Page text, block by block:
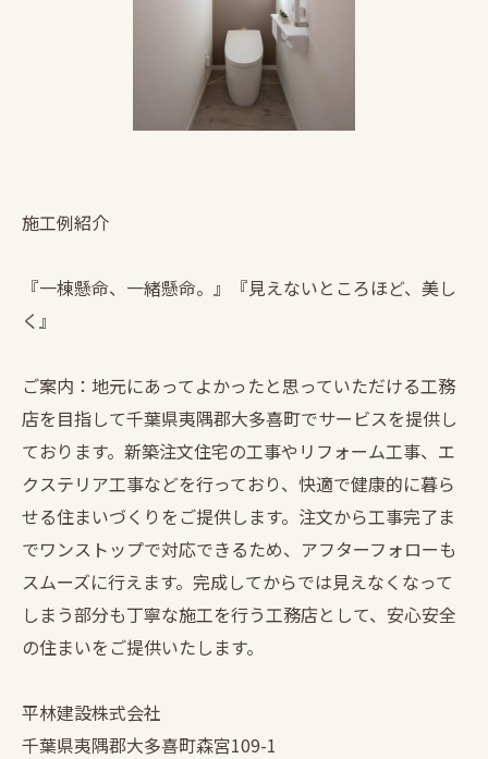
施工例紹介
『一棟懸命、一緒懸命。』『見えないところほど、美し
く』
ご案内：地元にあってよかったと思っていただける工務
店を目指して千葉県夷隅郡大多喜町でサービスを提供し
ております。新築注文住宅の工事やリフォーム工事、エ
クステリア工事などを行っており、快適で健康的に暮ら
せる住まいづくりをご提供します。注文から工事完了ま
でワンストップで対応できるため、アフターフォローも
スムーズに行えます。完成してからでは見えなくなって
しまう部分も丁寧な施工を行う工務店として、安心安全
の住まいをご提供いたします。
平林建設株式会社
千葉県夷隅郡大多喜町森宮109-1